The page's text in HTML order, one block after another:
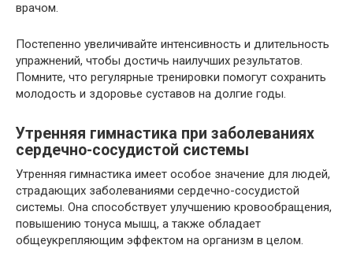
врачом.
Постепенно увеличивайте интенсивность и длительность
упражнений, чтобы достичь наилучших результатов.
Помните, что регулярные тренировки помогут сохранить
молодость и здоровье суставов на долгие годы.
Утренняя гимнастика при заболеваниях
сердечно-сосудистой системы
Утренняя гимнастика имеет особое значение для людей,
страдающих заболеваниями сердечно-сосудистой
системы. Она способствует улучшению кровообращения,
повышению тонуса мышц, а также обладает
общеукрепляющим эффектом на организм в целом.